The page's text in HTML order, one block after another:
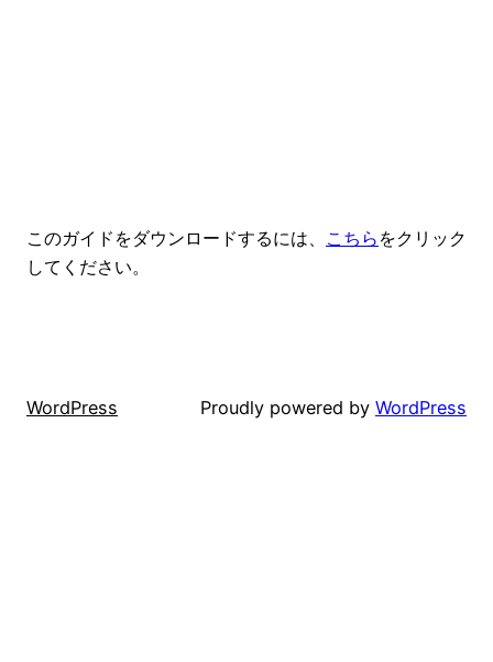
このガイドをダウンロードするには、 こちら をクリック
してください。
WordPress Proudly powered by WordPress